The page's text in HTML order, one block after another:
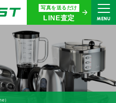
写真を送るだけ
LINE査定 MENU
お問い合わせ・
ださい
ダイヤル
914-094
年中無休)
）